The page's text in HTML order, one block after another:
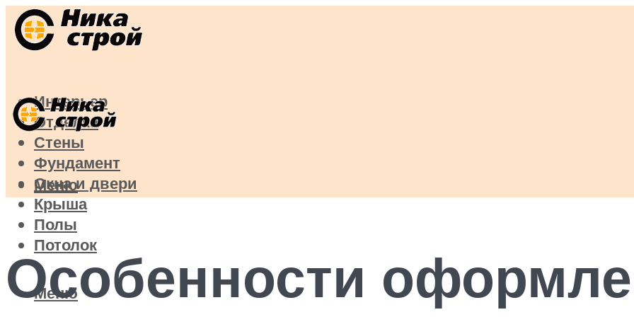
Интерьер
Отделка
Стены
Фундамент
Окна и двери
Крыша
Полы
Потолок
Меню
Меню
Особенности